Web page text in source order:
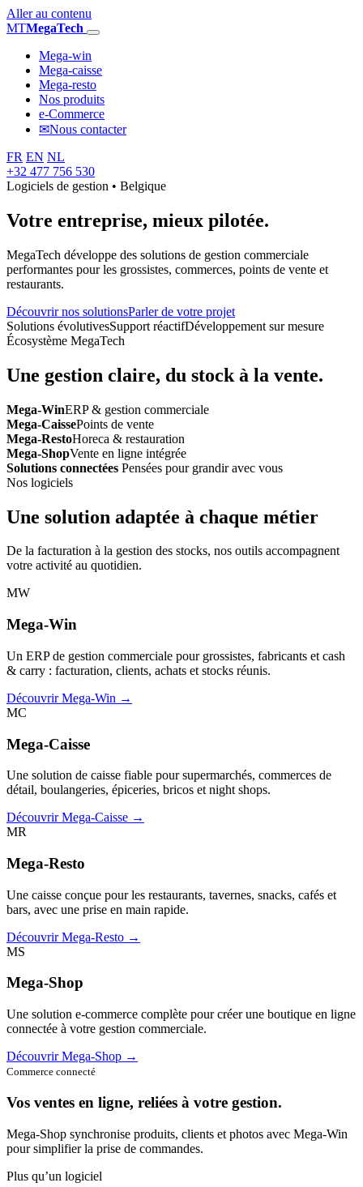
Aller au contenu
MTMegaTech
Mega-win
Mega-caisse
Mega-resto
Nos produits
e-Commerce
✉Nous contacter
FR EN NL
+32 477 756 530
Logiciels de gestion • Belgique
Votre entreprise, mieux pilotée.
MegaTech développe des solutions de gestion commerciale
performantes pour les grossistes, commerces, points de vente et
restaurants.
Découvrir nos solutionsParler de votre projet
Solutions évolutivesSupport réactifDéveloppement sur mesure
Écosystème MegaTech
Une gestion claire, du stock à la vente.
Mega-WinERP & gestion commerciale
Mega-CaissePoints de vente
Mega-RestoHoreca & restauration
Mega-ShopVente en ligne intégrée
Solutions connectées Pensées pour grandir avec vous
Nos logiciels
Une solution adaptée à chaque métier
De la facturation à la gestion des stocks, nos outils accompagnent
votre activité au quotidien.
MW
Mega-Win
Un ERP de gestion commerciale pour grossistes, fabricants et cash
& carry : facturation, clients, achats et stocks réunis.
Découvrir Mega-Win →
MC
Mega-Caisse
Une solution de caisse fiable pour supermarchés, commerces de
détail, boulangeries, épiceries, bricos et night shops.
Découvrir Mega-Caisse →
MR
Mega-Resto
Une caisse conçue pour les restaurants, tavernes, snacks, cafés et
bars, avec une prise en main rapide.
Découvrir Mega-Resto →
MS
Mega-Shop
Une solution e-commerce complète pour créer une boutique en ligne
connectée à votre gestion commerciale.
Découvrir Mega-Shop →
Commerce connecté
Vos ventes en ligne, reliées à votre gestion.
Mega-Shop synchronise produits, clients et photos avec Mega-Win
pour simplifier la prise de commandes.
Plus qu’un logiciel